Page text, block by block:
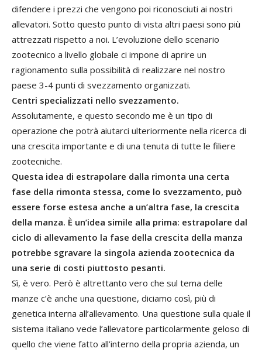
difendere i prezzi che vengono poi riconosciuti ai nostri
allevatori. Sotto questo punto di vista altri paesi sono più
attrezzati rispetto a noi. L’evoluzione dello scenario
zootecnico a livello globale ci impone di aprire un
ragionamento sulla possibilità di realizzare nel nostro
paese 3-4 punti di svezzamento organizzati.
Centri specializzati nello svezzamento.
Assolutamente, e questo secondo me è un tipo di
operazione che potrà aiutarci ulteriormente nella ricerca di
una crescita importante e di una tenuta di tutte le filiere
zootecniche.
Questa idea di estrapolare dalla rimonta una certa
fase della rimonta stessa, come lo svezzamento, può
essere forse estesa anche a un’altra fase, la crescita
della manza. È un’idea simile alla prima: estrapolare dal
ciclo di allevamento la fase della crescita della manza
potrebbe sgravare la singola azienda zootecnica da
una serie di costi piuttosto pesanti.
Sì, è vero. Però è altrettanto vero che sul tema delle
manze c’è anche una questione, diciamo così, più di
genetica interna all’allevamento. Una questione sulla quale il
sistema italiano vede l’allevatore particolarmente geloso di
quello che viene fatto all’interno della propria azienda, un